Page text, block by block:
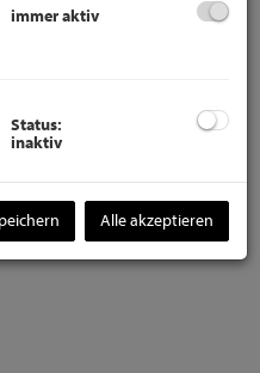
4 -
in guter Lage im
Kauf bereit!
2022 wie nachfolgend
immer aktiv
Status:
inaktiv
Alle akzeptieren